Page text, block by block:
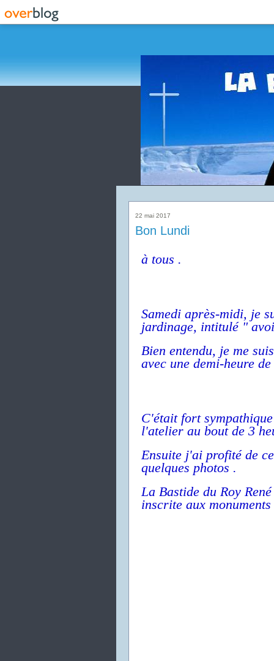
22 mai 2017
Bon Lundi
à tous .
Samedi après-midi, je
jardinage, intitulé "
Bien entendu, je me
avec une demi-heure
C'était fort
l'atelier au bout de 3
Ensuite j'ai profité de
quelques photos .
La Bastide du Roy
inscrite aux